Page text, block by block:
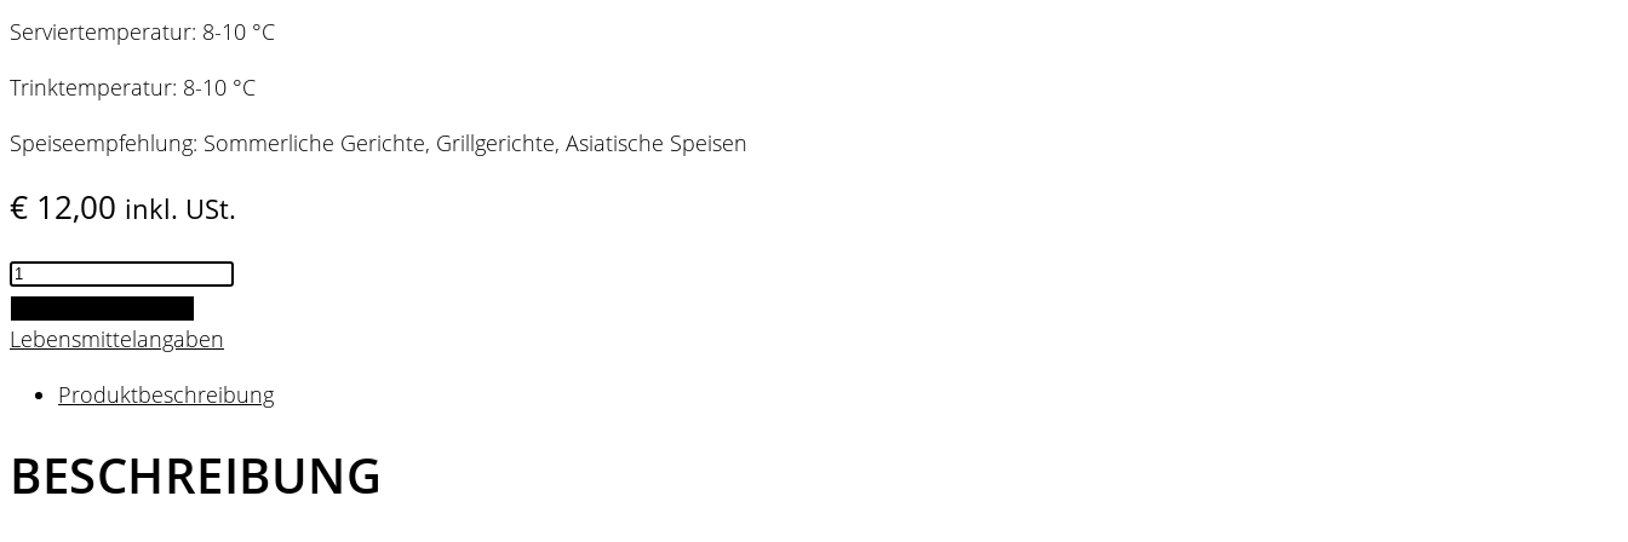
Serviertemperatur: 8-10 °C
Trinktemperatur: 8-10 °C
Speiseempfehlung: Sommerliche Gerichte, Grillgerichte, Asiatische Speisen
€ 12,00 inkl. USt.
Vv
White
2025
Lebensmittelangaben
Produktbeschreibung
BESCHREIBUNG